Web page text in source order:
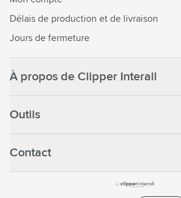
Délais de production et de livraison
Jours de fermeture
À propos de Clipper Interall
Outils
Contact